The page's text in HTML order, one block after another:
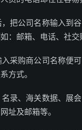
把公司名称输入到
：邮箱、电话、社交
采购商公司名称便
方式。
录、海关数据、展
址及邮箱等。